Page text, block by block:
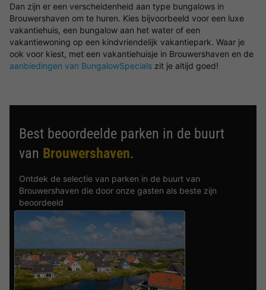
Dan zijn er een verscheidenheid aan type bungalows in
Brouwershaven om te huren. Kies bijvoorbeeld voor een luxe
vakantiehuis, een bungalow aan het water of een
vakantiewoning op een kindvriendelijk vakantiepark. Waar je
ook voor kiest, met een vakantiehuisje in Brouwershaven en de
aanbiedingen van BungalowSpecials zit je altijd goed!
Best beoordeelde parken in de buurt
van Brouwershaven.
Ontdek de selectie van parken in de buurt van
Brouwershaven die door onze gasten als beste zijn
beoordeeld